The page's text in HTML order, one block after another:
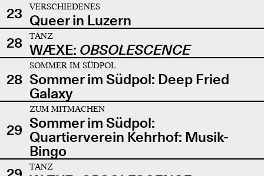
23
VERSCHIEDENES
Queer in Luzern
28
TANZ
WÆXE: OBSOLESCENCE
28
SOMMER IM SÜDPOL
Sommer im Südpol: Deep Fried
Galaxy
29
ZUM MITMACHEN
Sommer im Südpol:
Quartierverein Kehrhof: Musik-
Bingo
TANZ